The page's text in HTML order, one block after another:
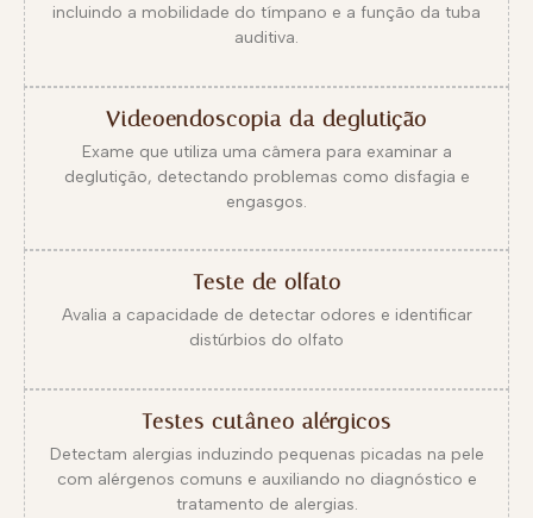
incluindo a mobilidade do tímpano e a função da tuba
auditiva.
Videoendoscopia da deglutição
Exame que utiliza uma câmera para examinar a
deglutição, detectando problemas como disfagia e
engasgos.
Teste de olfato
Avalia a capacidade de detectar odores e identificar
distúrbios do olfato
Testes cutâneo alérgicos
Detectam alergias induzindo pequenas picadas na pele
com alérgenos comuns e auxiliando no diagnóstico e
tratamento de alergias.